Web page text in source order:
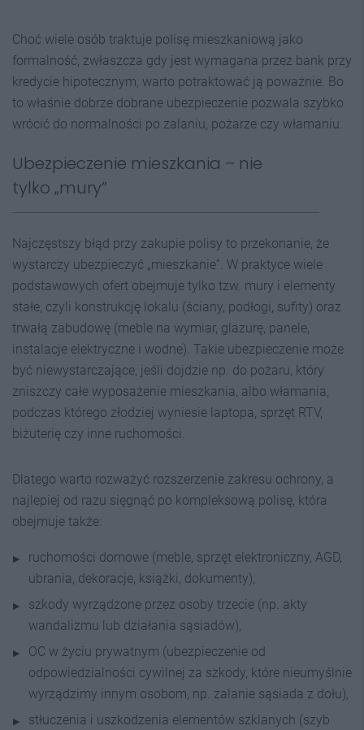
Choć wiele osób traktuje polisę mieszkaniową jako
formalność, zwłaszcza gdy jest wymagana przez bank przy
kredycie hipotecznym, warto potraktować ją poważnie. Bo
to właśnie dobrze dobrane ubezpieczenie pozwala szybko
wrócić do normalności po zalaniu, pożarze czy włamaniu.
Ubezpieczenie mieszkania – nie
tylko „mury”
Najczęstszy błąd przy zakupie polisy to przekonanie, że
wystarczy ubezpieczyć „mieszkanie”. W praktyce wiele
podstawowych ofert obejmuje tylko tzw. mury i elementy
stałe, czyli konstrukcję lokalu (ściany, podłogi, sufity) oraz
trwałą zabudowę (meble na wymiar, glazurę, panele,
instalacje elektryczne i wodne). Takie ubezpieczenie może
być niewystarczające, jeśli dojdzie np. do pożaru, który
zniszczy całe wyposażenie mieszkania, albo włamania,
podczas którego złodziej wyniesie laptopa, sprzęt RTV,
biżuterię czy inne ruchomości.
Dlatego warto rozważyć rozszerzenie zakresu ochrony, a
najlepiej od razu sięgnąć po kompleksową polisę, która
obejmuje także:
ruchomości domowe (meble, sprzęt elektroniczny, AGD,
ubrania, dekoracje, książki, dokumenty),
szkody wyrządzone przez osoby trzecie (np. akty
wandalizmu lub działania sąsiadów),
OC w życiu prywatnym (ubezpieczenie od
odpowiedzialności cywilnej za szkody, które nieumyślnie
wyrządzimy innym osobom, np. zalanie sąsiada z dołu),
stłuczenia i uszkodzenia elementów szklanych (szyb